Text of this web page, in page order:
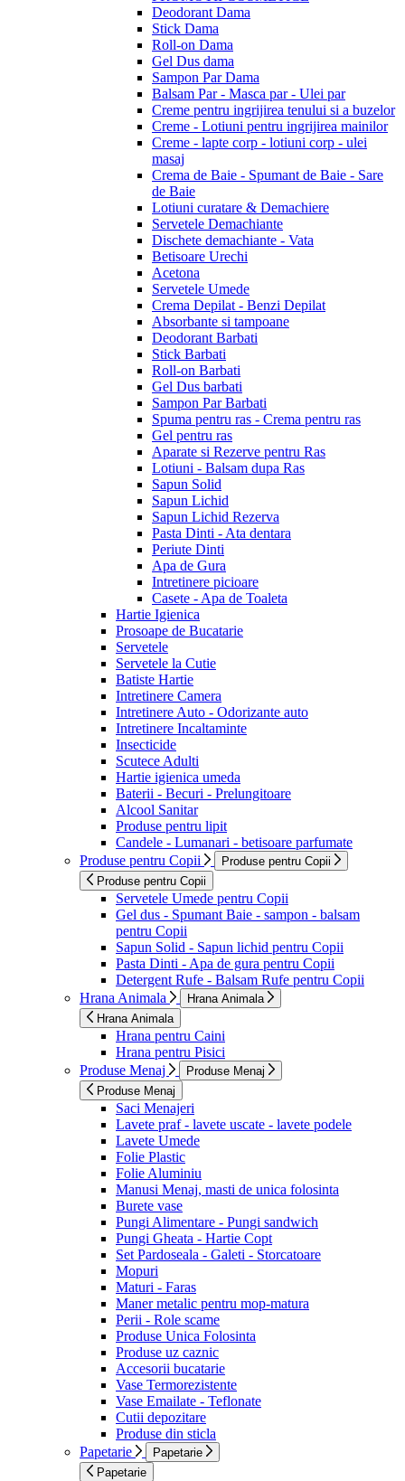
Deodorant Dama
Stick Dama
Roll-on Dama
Gel Dus dama
Sampon Par Dama
Balsam Par - Masca par - Ulei par
Creme pentru ingrijirea tenului si a buzelor
Creme - Lotiuni pentru ingrijirea mainilor
Creme - lapte corp - lotiuni corp - ulei
masaj
Crema de Baie - Spumant de Baie - Sare
de Baie
Lotiuni curatare & Demachiere
Servetele Demachiante
Dischete demachiante - Vata
Betisoare Urechi
Acetona
Servetele Umede
Crema Depilat - Benzi Depilat
Absorbante si tampoane
Deodorant Barbati
Stick Barbati
Roll-on Barbati
Gel Dus barbati
Sampon Par Barbati
Spuma pentru ras - Crema pentru ras
Gel pentru ras
Aparate si Rezerve pentru Ras
Lotiuni - Balsam dupa Ras
Sapun Solid
Sapun Lichid
Sapun Lichid Rezerva
Pasta Dinti - Ata dentara
Periute Dinti
Apa de Gura
Intretinere picioare
Casete - Apa de Toaleta
Hartie Igienica
Prosoape de Bucatarie
Servetele
Servetele la Cutie
Batiste Hartie
Intretinere Camera
Intretinere Auto - Odorizante auto
Intretinere Incaltaminte
Insecticide
Scutece Adulti
Hartie igienica umeda
Baterii - Becuri - Prelungitoare
Alcool Sanitar
Produse pentru lipit
Candele - Lumanari - betisoare parfumate
Produse pentru Copii
Produse pentru Copii
Produse pentru Copii
Servetele Umede pentru Copii
Gel dus - Spumant Baie - sampon - balsam
pentru Copii
Sapun Solid - Sapun lichid pentru Copii
Pasta Dinti - Apa de gura pentru Copii
Detergent Rufe - Balsam Rufe pentru Copii
Hrana Animala
Hrana Animala
Hrana Animala
Hrana pentru Caini
Hrana pentru Pisici
Produse Menaj
Produse Menaj
Produse Menaj
Saci Menajeri
Lavete praf - lavete uscate - lavete podele
Lavete Umede
Folie Plastic
Folie Aluminiu
Manusi Menaj, masti de unica folosinta
Burete vase
Pungi Alimentare - Pungi sandwich
Pungi Gheata - Hartie Copt
Set Pardoseala - Galeti - Storcatoare
Mopuri
Maturi - Faras
Maner metalic pentru mop-matura
Perii - Role scame
Produse Unica Folosinta
Produse uz caznic
Accesorii bucatarie
Vase Termorezistente
Vase Emailate - Teflonate
Cutii depozitare
Produse din sticla
Papetarie
Papetarie
Papetarie